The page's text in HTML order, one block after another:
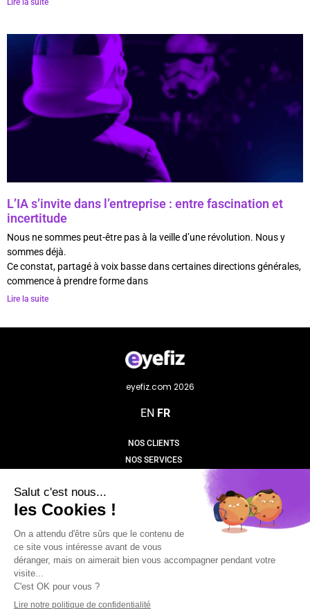
L’IA s’invite dans l’entreprise : entre fascination et
incertitude
Nous ne sommes peut-être pas à la veille d’une révolution. Nous y
sommes déjà.
Ce constat, partagé à voix basse dans certaines directions générales,
commence à prendre forme dans
Lire la suite
eyefiz.com 2026
EN FR
NOS CLIENTS
NOS SERVICES
NOS PUBLICATIONS
POLITIQUE DE CONFIDENTIALITÉ